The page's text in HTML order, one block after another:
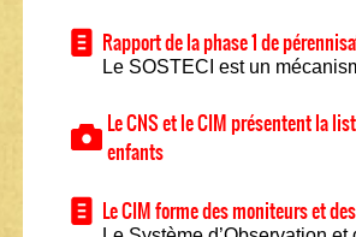
Rapport de la phase 1 de
Le SOSTECI est un
Le CNS et le CIM présentent la
enfants
Le CIM forme des moniteurs et